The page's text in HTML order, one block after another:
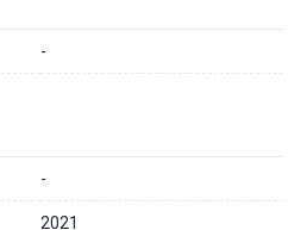
-
-
2021